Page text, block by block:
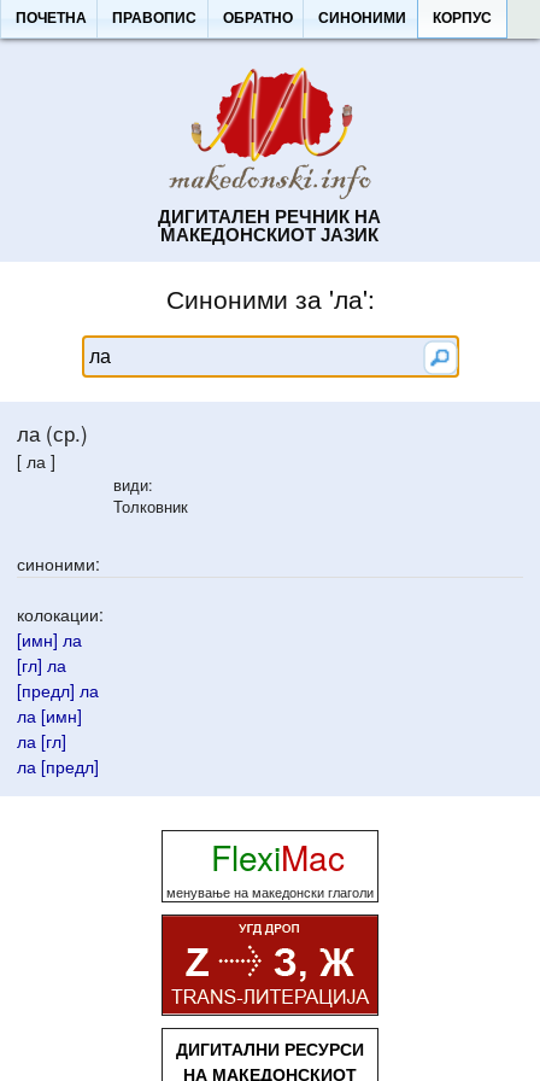
ДИГИТАЛЕН РЕЧНИК НА
МАКЕДОНСКИОТ ЈАЗИК
ПОЧЕТНА ПРАВОПИС ОБРАТНО СИНОНИМИ КОРПУС
Синоними за 'ла':
ла (ср.)
[ ла ]
види:
Толковник
синоними:
колокации:
[имн] ла
[гл] ла
[предл] ла
ла [имн]
ла [гл]
ла [предл]
FlexiMac
менување на македонски глаголи
ДИГИТАЛНИ РЕСУРСИ
НА МАКЕДОНСКИОТ